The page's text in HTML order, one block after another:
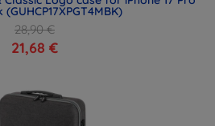
28,90 €
21,68 €